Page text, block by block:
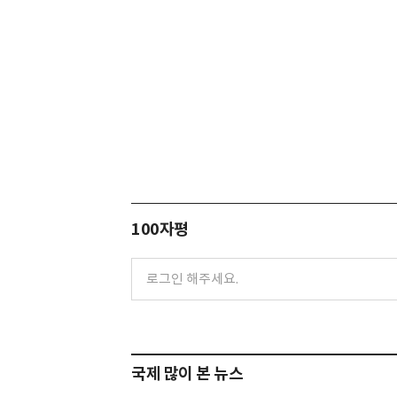
100자평
국제 많이 본 뉴스